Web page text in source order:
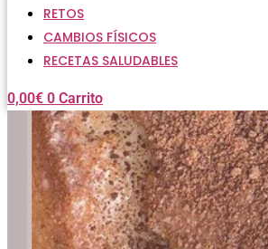
RETOS
CAMBIOS FÍSICOS
RECETAS SALUDABLES
0,00€ 0 Carrito